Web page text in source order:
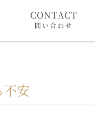
CONTACT
問い合わせ
不安